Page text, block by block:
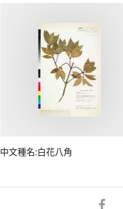
中文種名:白花八角